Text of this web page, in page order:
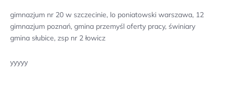
gimnazjum nr 20 w szczecinie, lo poniatowski warszawa, 12
gimnazjum poznań, gmina przemyśl oferty pracy, świniary
gmina słubice, zsp nr 2 łowicz
yyyyy